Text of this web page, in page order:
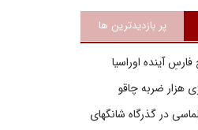
پر بازدیدترین ها
آینده اوراسیا
هزار ضربه چاقو
در گذرگاه شانگهای